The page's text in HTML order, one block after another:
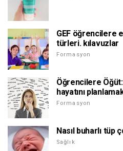
GEF öğrencilere
türleri. kılavuzlar
Formasyon
Öğrencilere
hayatını
Formasyon
Nasıl buharlı tüp
Sağlık